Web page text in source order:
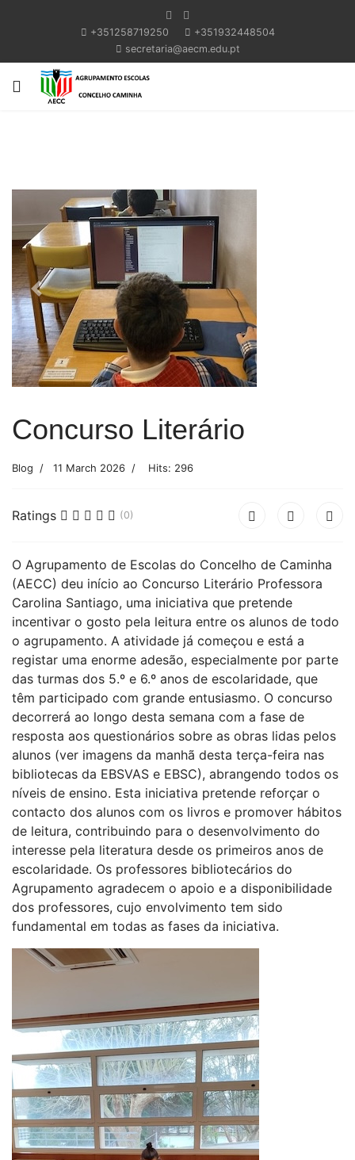
+351258719250
+351932448504
secretaria@aecm.edu.pt
Previous
Concurso Literário
Blog 11 March 2026 Hits: 296
Ratings (0)
O Agrupamento de Escolas do Concelho de Caminha
(AECC) deu início ao Concurso Literário Professora
Carolina Santiago, uma iniciativa que pretende
incentivar o gosto pela leitura entre os alunos de todo
o agrupamento. A atividade já começou e está a
registar uma enorme adesão, especialmente por parte
das turmas dos 5.º e 6.º anos de escolaridade, que
têm participado com grande entusiasmo. O concurso
decorrerá ao longo desta semana com a fase de
resposta aos questionários sobre as obras lidas pelos
alunos (ver imagens da manhã desta terça-feira nas
bibliotecas da EBSVAS e EBSC), abrangendo todos os
níveis de ensino. Esta iniciativa pretende reforçar o
contacto dos alunos com os livros e promover hábitos
de leitura, contribuindo para o desenvolvimento do
interesse pela literatura desde os primeiros anos de
escolaridade. Os professores bibliotecários do
Agrupamento agradecem o apoio e a disponibilidade
dos professores, cujo envolvimento tem sido
fundamental em todas as fases da iniciativa.